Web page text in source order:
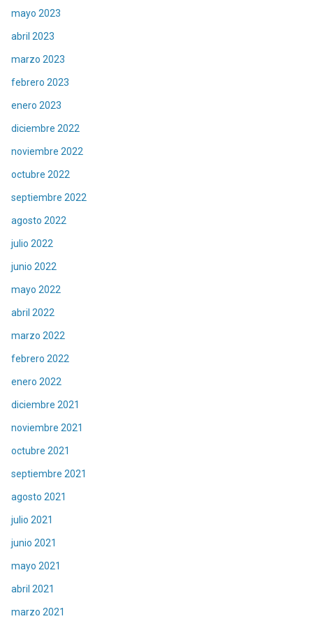
mayo 2023
abril 2023
marzo 2023
febrero 2023
enero 2023
diciembre 2022
noviembre 2022
octubre 2022
septiembre 2022
agosto 2022
julio 2022
junio 2022
mayo 2022
abril 2022
marzo 2022
febrero 2022
enero 2022
diciembre 2021
noviembre 2021
octubre 2021
septiembre 2021
agosto 2021
julio 2021
junio 2021
mayo 2021
abril 2021
marzo 2021